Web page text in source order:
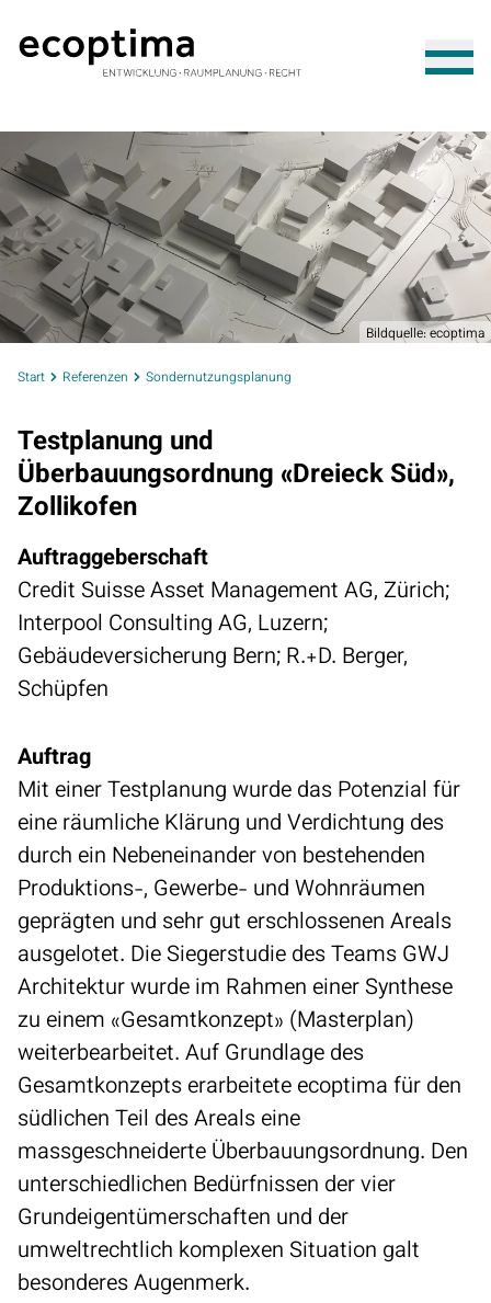
Bildquelle: ecoptima
Start Referenzen Sondernutzungsplanung
Testplanung und
Überbauungsordnung «Dreieck Süd»,
Zollikofen
Auftraggeberschaft
Credit Suisse Asset Management AG, Zürich;
Interpool Consulting AG, Luzern;
Gebäudeversicherung Bern; R.+D. Berger,
Schüpfen
Auftrag
Mit einer Testplanung wurde das Potenzial für
eine räumliche Klärung und Verdichtung des
durch ein Nebeneinander von bestehenden
Produktions-, Gewerbe- und Wohnräumen
geprägten und sehr gut erschlossenen Areals
ausgelotet. Die Siegerstudie des Teams GWJ
Architektur wurde im Rahmen einer Synthese
zu einem «Gesamtkonzept» (Masterplan)
weiterbearbeitet. Auf Grundlage des
Gesamtkonzepts erarbeitete ecoptima für den
südlichen Teil des Areals eine
massgeschneiderte Überbauungsordnung. Den
unterschiedlichen Bedürfnissen der vier
Grundeigentümerschaften und der
umweltrechtlich komplexen Situation galt
besonderes Augenmerk.